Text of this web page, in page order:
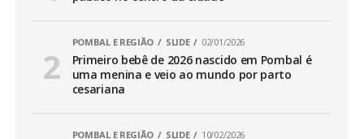
POMBAL E REGIÃO SLIDE 02/01/2026
Primeiro bebê de 2026 nascido em Pombal é
uma menina e veio ao mundo por parto
cesariana
POMBAL E REGIÃO SLIDE 10/02/2026